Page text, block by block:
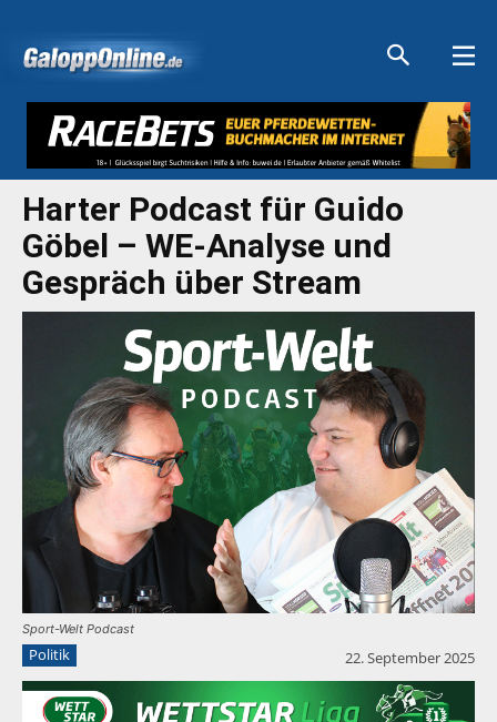
Harter Podcast für Guido
Göbel – WE-Analyse und
Gespräch über Stream
Sport-Welt Podcast
Politik 22. September 2025